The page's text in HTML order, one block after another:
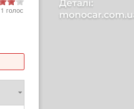
1 голос